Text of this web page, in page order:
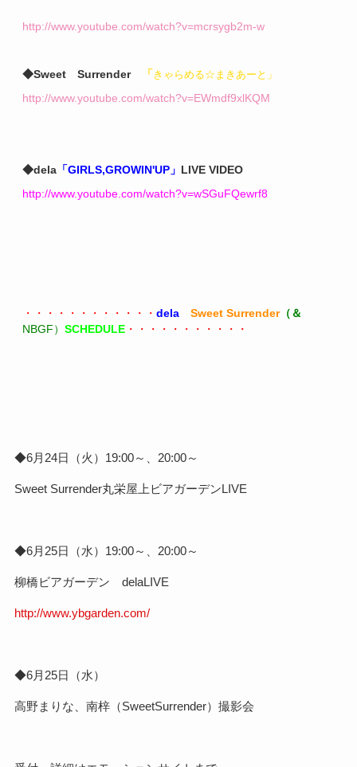
http://www.youtube.com/watch?v=mcrsygb2m-w
◆Sweet Surrender 「 きゃらめる☆まきあーと」
http://www.youtube.com/watch?v=EWmdf9xlKQM
◆dela「GIRLS,GROWIN'UP」 LIVE VIDEO
http://www.youtube.com/watch?v=wSGuFQewrf8
・・・・・・・・・・・・ dela Sweet Surrender（＆
NBGF） SCHEDULE・・・・・・・・・・・
◆6月24日（火）19:00～、20:00～
Sweet Surrender丸栄屋上ビアガーデンLIVE
◆6月25日（水）19:00～、20:00～
柳橋ビアガーデン delaLIVE
http://www.ybgarden.com/
◆6月25日（水）
高野まりな、南梓（SweetSurrender）撮影会